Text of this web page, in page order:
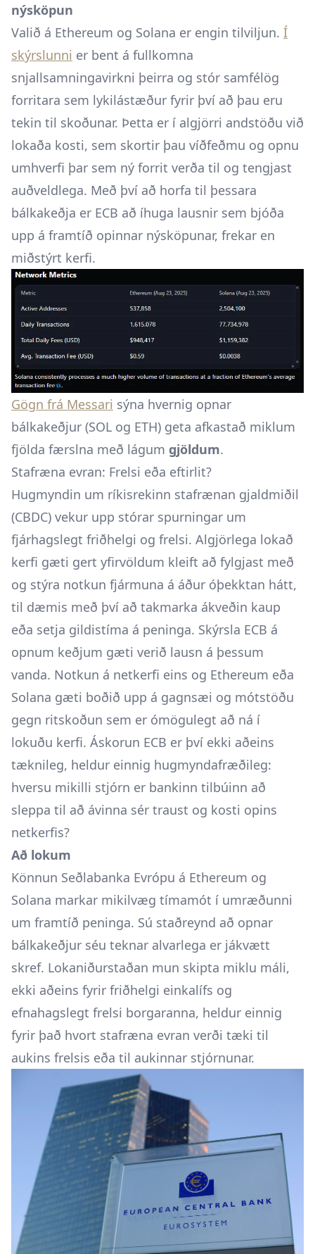
nýsköpun
Valið á Ethereum og Solana er engin tilviljun. Í
skýrslunni er bent á fullkomna
snjallsamningavirkni þeirra og stór samfélög
forritara sem lykilástæður fyrir því að þau eru
tekin til skoðunar. Þetta er í algjörri andstöðu við
lokaða kosti, sem skortir þau víðfeðmu og opnu
umhverfi þar sem ný forrit verða til og tengjast
auðveldlega. Með því að horfa til þessara
bálkakeðja er ECB að íhuga lausnir sem bjóða
upp á framtíð opinnar nýsköpunar, frekar en
miðstýrt kerfi.
Gögn frá Messari sýna hvernig opnar
bálkakeðjur (SOL og ETH) geta afkastað miklum
fjölda færslna með lágum gjöldum.
Stafræna evran: Frelsi eða eftirlit?
Hugmyndin um ríkisrekinn stafrænan gjaldmiðil
(CBDC) vekur upp stórar spurningar um
fjárhagslegt friðhelgi og frelsi. Algjörlega lokað
kerfi gæti gert yfirvöldum kleift að fylgjast með
og stýra notkun fjármuna á áður óþekktan hátt,
til dæmis með því að takmarka ákveðin kaup
eða setja gildistíma á peninga. Skýrsla ECB á
opnum keðjum gæti verið lausn á þessum
vanda. Notkun á netkerfi eins og Ethereum eða
Solana gæti boðið upp á gagnsæi og mótstöðu
gegn ritskoðun sem er ómögulegt að ná í
lokuðu kerfi. Áskorun ECB er því ekki aðeins
tæknileg, heldur einnig hugmyndafræðileg:
hversu mikilli stjórn er bankinn tilbúinn að
sleppa til að ávinna sér traust og kosti opins
netkerfis?
Að lokum
Könnun Seðlabanka Evrópu á Ethereum og
Solana markar mikilvæg tímamót í umræðunni
um framtíð peninga. Sú staðreynd að opnar
bálkakeðjur séu teknar alvarlega er jákvætt
skref. Lokaniðurstaðan mun skipta miklu máli,
ekki aðeins fyrir friðhelgi einkalífs og
efnahagslegt frelsi borgaranna, heldur einnig
fyrir það hvort stafræna evran verði tæki til
aukins frelsis eða til aukinnar stjórnunar.